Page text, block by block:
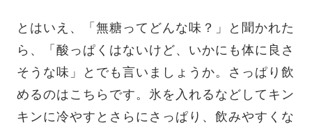
とはいえ、「無糖ってどんな味？」と聞かれた
ら、「酸っぱくはないけど、いかにも体に良さ
そうな味」とでも言いましょうか。さっぱり飲
めるのはこちらです。氷を入れるなどしてキン
キンに冷やすとさらにさっぱり、飲みやすくな